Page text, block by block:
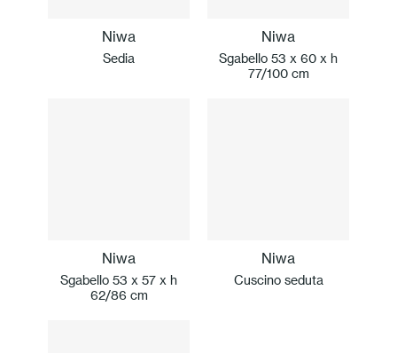
Niwa
Sedia
Niwa
Sgabello 53 x 60 x h
77/100 cm
Niwa
Sgabello 53 x 57 x h
62/86 cm
Niwa
Cuscino seduta